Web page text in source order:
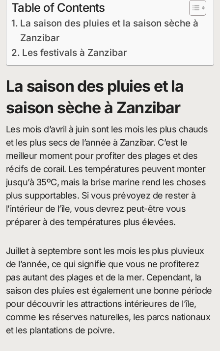
Table of Contents
La saison des pluies et la saison sèche à
Zanzibar
Les festivals à Zanzibar
La saison des pluies et la
saison sèche à Zanzibar
Les mois d’avril à juin sont les mois les plus chauds
et les plus secs de l’année à Zanzibar. C’est le
meilleur moment pour profiter des plages et des
récifs de corail. Les températures peuvent monter
jusqu’à 35ºC, mais la brise marine rend les choses
plus supportables. Si vous prévoyez de rester à
l’intérieur de l’île, vous devrez peut-être vous
préparer à des températures plus élevées.
Juillet à septembre sont les mois les plus pluvieux
de l’année, ce qui signifie que vous ne profiterez
pas autant des plages et de la mer. Cependant, la
saison des pluies est également une bonne période
pour découvrir les attractions intérieures de l’île,
comme les réserves naturelles, les parcs nationaux
et les plantations de poivre.